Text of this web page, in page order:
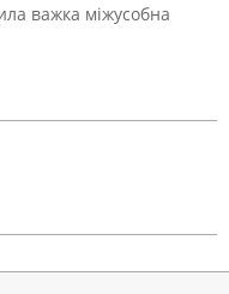
важка міжусобна